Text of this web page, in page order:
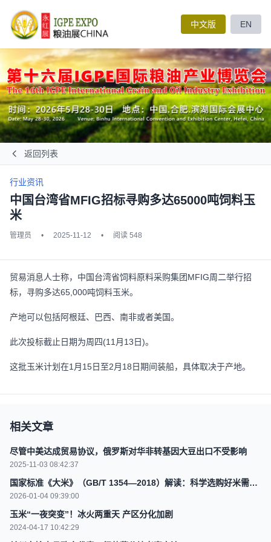
中文版 EN
返回列表
行业资讯
中国台湾省MFIG招标寻购多达65000吨饲料玉
米
管理员 • 2025-11-12 • 阅读 548
贸易消息人士称，中国台湾省饲料原料采购集团MFIG周二举行招
标，寻购多达65,000吨饲料玉米。
产地可以包括阿根廷、巴西、南非或者美国。
此次投标截止日期为周四(11月13日)。
这批玉米计划在1月15日至2月18日期间装船，具体取决于产地。
相关文章
尽管中美达成贸易协议，俄罗斯对华非转基因大豆出口不受影响
2025-11-03 08:42:37
国家标准《大米》（GB/T 1354—2018）解读：科学选购好米需了
解籼米、粳米、糯米之别及品质指标
2026-01-04 09:39:00
玉米“一夜突变”！冰火两重天 产区分化加剧
2024-04-17 10:42:29